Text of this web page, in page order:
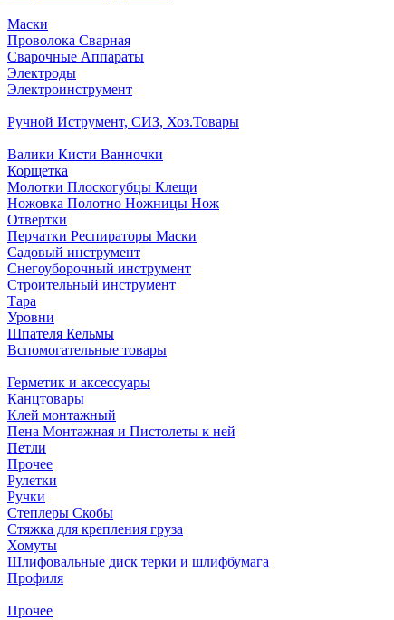
Маски
Проволока Сварная
Сварочные Аппараты
Электроды
Электроинструмент
Ручной Иструмент, СИЗ, Хоз.Товары
Валики Кисти Ванночки
Корщетка
Молотки Плоскогубцы Клещи
Ножовка Полотно Ножницы Нож
Отвертки
Перчатки Респираторы Маски
Садовый инструмент
Снегоуборочный инструмент
Строительный инструмент
Тара
Уровни
Шпателя Кельмы
Вспомогательные товары
Герметик и аксессуары
Канцтовары
Клей монтажный
Пена Монтажная и Пистолеты к ней
Петли
Прочее
Рулетки
Ручки
Степлеры Скобы
Стяжка для крепления груза
Хомуты
Шлифовальные диск терки и шлифбумага
Профиля
Прочее